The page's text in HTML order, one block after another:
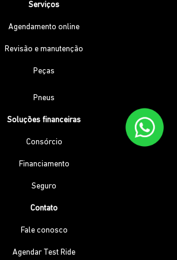
Serviços
Agendamento online
Revisão e manutenção
Peças
Pneus
Soluções financeiras
Consórcio
Financiamento
Seguro
Contato
Fale conosco
Agendar Test Ride